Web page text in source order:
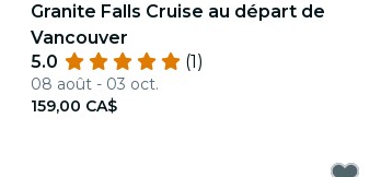
Granite Falls Cruise au départ de
Vancouver
5.0
(1)
08 août - 03 oct.
159,00 CA$